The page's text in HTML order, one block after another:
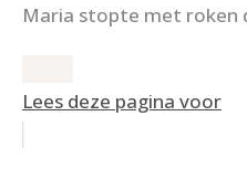
Maria stopte met roken
Lees deze pagina voor